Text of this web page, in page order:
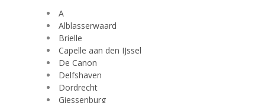
A
Alblasserwaard
Brielle
Capelle aan den IJssel
De Canon
Delfshaven
Dordrecht
Giessenburg